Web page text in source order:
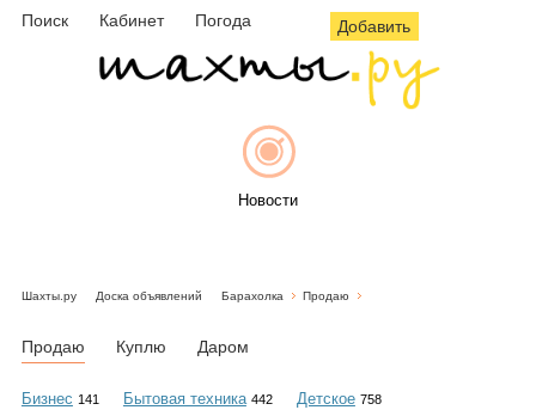
Поиск Кабинет Погода Добавить
Новости
Шахты.ру Доска объявлений Барахолка Продаю
Продаю Куплю Даром
Бизнес 141 Бытовая техника 442 Детское 758